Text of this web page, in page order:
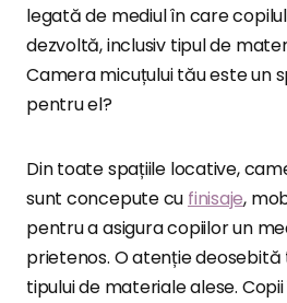
legată de mediul în care
dezvoltă, inclusiv tipul de
Camera micuțului tău este un
pentru el?
Din toate spațiile locative,
sunt concepute cu finisaje,
pentru a asigura copiilor un
prietenos. O atenție
tipului de materiale alese.